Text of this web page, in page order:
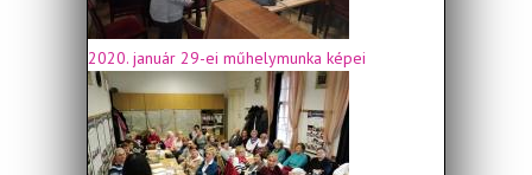
2020. január 29-ei műhelymunka képei